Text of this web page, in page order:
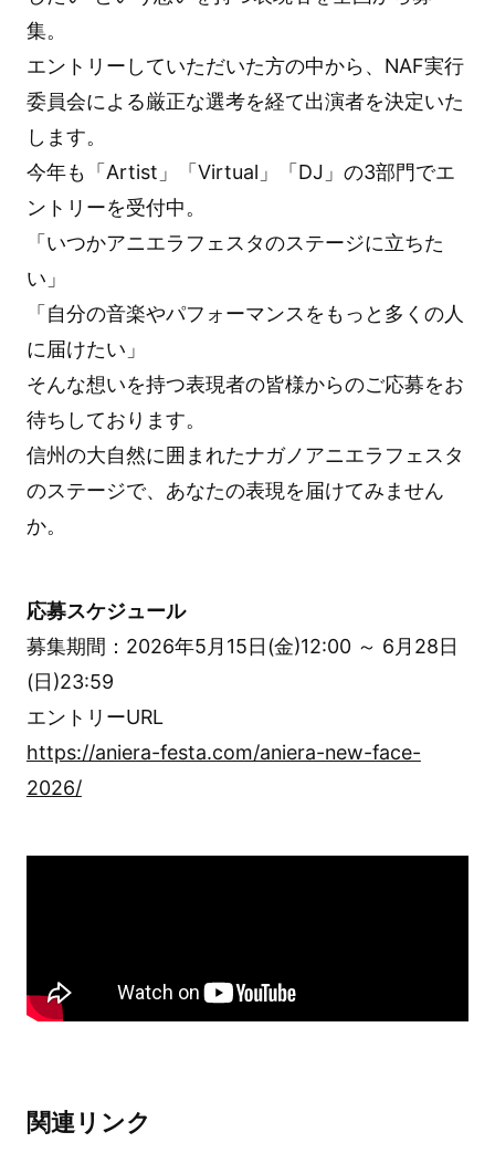
集。
エントリーしていただいた方の中から、NAF実行
委員会による厳正な選考を経て出演者を決定いた
します。
今年も「Artist」「Virtual」「DJ」の3部門でエ
ントリーを受付中。
「いつかアニエラフェスタのステージに立ちた
い」
「自分の音楽やパフォーマンスをもっと多くの人
に届けたい」
そんな想いを持つ表現者の皆様からのご応募をお
待ちしております。
信州の大自然に囲まれたナガノアニエラフェスタ
のステージで、あなたの表現を届けてみません
か。
応募スケジュール
募集期間：2026年5月15日(金)12:00 ～ 6月28日
(日)23:59
エントリーURL
https://aniera-festa.com/aniera-new-face-
2026/
関連リンク